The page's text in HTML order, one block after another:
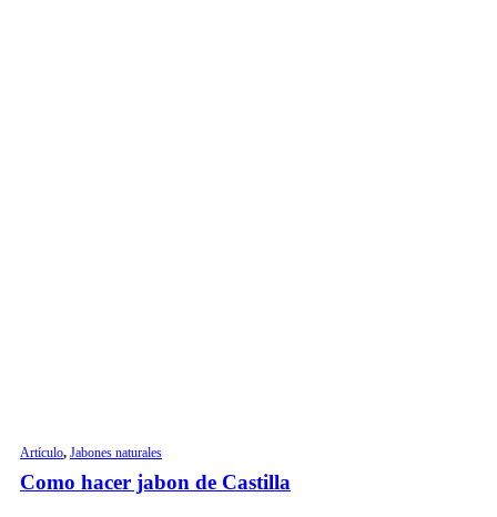
Artículo, Jabones naturales
Como hacer jabon de Castilla